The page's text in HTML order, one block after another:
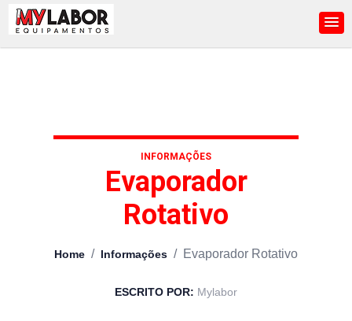
INFORMAÇÕES
Evaporador
Rotativo
Home / Informações / Evaporador Rotativo
ESCRITO POR: Mylabor